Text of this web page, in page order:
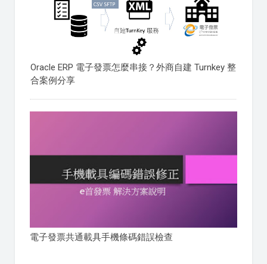
Oracle ERP 電子發票怎麼串接？外商自建 Turnkey 整
合案例分享
電子發票共通載具手機條碼錯誤檢查